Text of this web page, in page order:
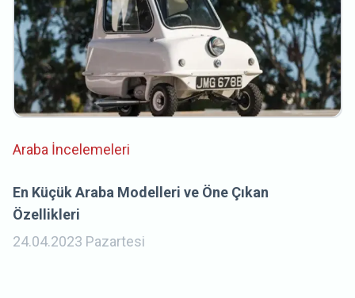
Araba İncelemeleri
En Küçük Araba Modelleri ve Öne Çıkan
Özellikleri
24.04.2023 Pazartesi